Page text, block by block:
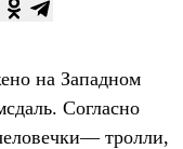
на Западном
Согласно
тролли,